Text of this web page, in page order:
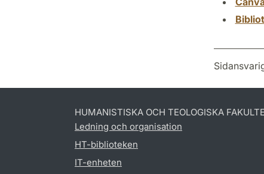
HUMANISTISKA OCH TEOLOGISKA
Ledning och organisation
HT-biblioteken
IT-enheten